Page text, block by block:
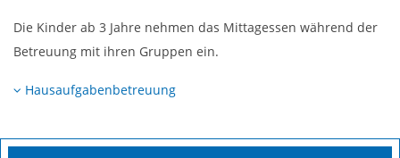
Die Kinder ab 3 Jahre nehmen das Mittagessen während der
Betreuung mit ihren Gruppen ein.
Hausaufgabenbetreuung